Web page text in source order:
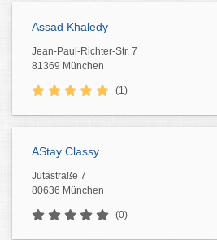
Assad Khaledy
Jean-Paul-Richter-Str. 7
81369 München
(1)
AStay Classy
Jutastraße 7
80636 München
(0)